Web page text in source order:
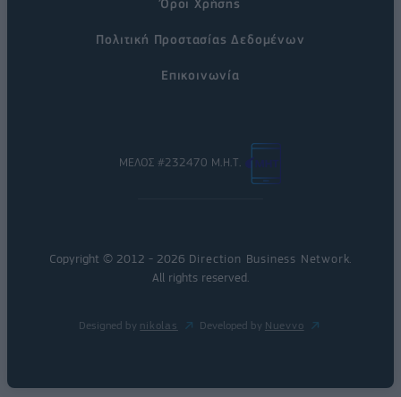
Όροι Χρήσης
Πολιτική Προστασίας Δεδομένων
Επικοινωνία
ΜΕΛΟΣ #232470 Μ.Η.Τ.
Copyright © 2012 - 2026 Direction Business Network.
All rights reserved.
Designed by nikolas Developed by Nuevvo